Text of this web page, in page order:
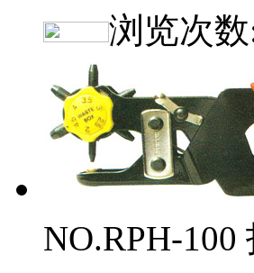
浏览次
NO.RPH-100